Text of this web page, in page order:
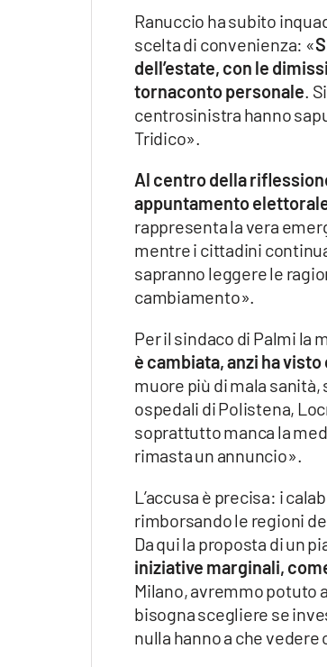
Ranuccio ha subito
scelta di convenienza: «
dell’estate, con le
tornaconto personale.
centrosinistra hanno
Tridico».
Al centro della
appuntamento
rappresenta la vera
mentre i cittadini
sapranno leggere le
cambiamento».
Per il sindaco di Palmi la
è cambiata, anzi ha
muore più di mala
ospedali di Polistena,
soprattutto manca la
rimasta un annuncio».
L’accusa è precisa: i
rimborsando le regioni
Da qui la proposta di un
iniziative marginali,
Milano, avremmo potuto
bisogna scegliere se
nulla hanno a che